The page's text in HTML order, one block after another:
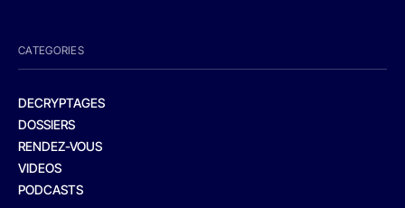
CATEGORIES
DECRYPTAGES
DOSSIERS
RENDEZ-VOUS
VIDEOS
PODCASTS